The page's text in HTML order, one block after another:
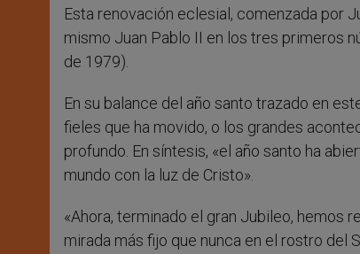
Esta renovación eclesial, comenzada por
mismo Juan Pablo II en los tres primeros
de 1979).
En su balance del año santo trazado en
fieles que ha movido, o los grandes
profundo. En síntesis, «el año santo ha
mundo con la luz de Cristo».
«Ahora, terminado el gran Jubileo, hemos
mirada más fijo que nunca en el rostro del